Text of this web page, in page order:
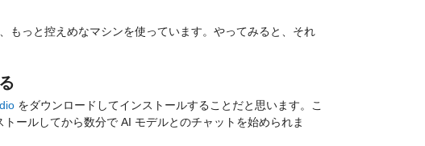
もっと控えめなマシンを使っています。やってみると、それ
をダウンロードしてインストールすることだと思います。こ
ールしてから数分で AI モデルとのチャットを始められま